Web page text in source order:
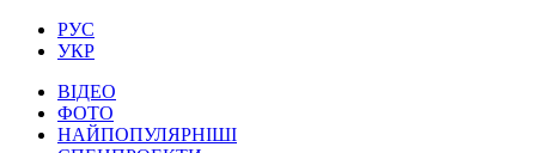
РУС
УКР
ВІДЕО
ФОТО
НАЙПОПУЛЯРНІШІ